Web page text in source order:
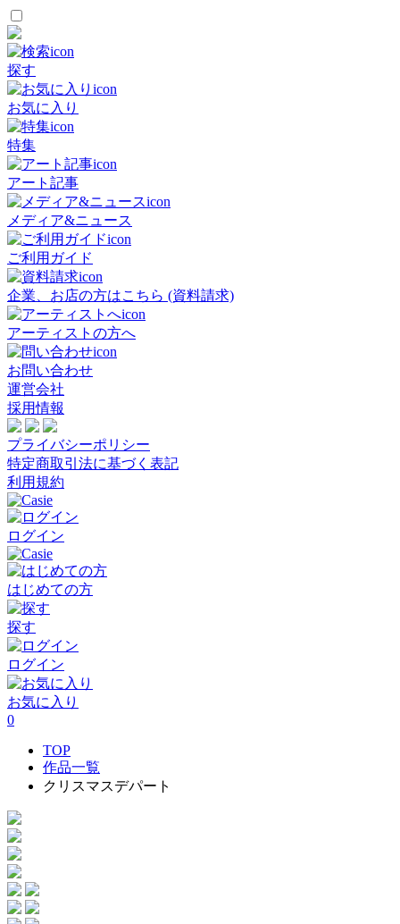
探す
お気に入り
特集
アート記事
メディア&ニュース
ご利用ガイド
企業、お店の方はこちら (資料請求)
アーティストの方へ
お問い合わせ
運営会社
採用情報
プライバシーポリシー
特定商取引法に基づく表記
利用規約
ログイン
はじめての方
探す
ログイン
お気に入り
0
TOP
作品一覧
クリスマスデパート